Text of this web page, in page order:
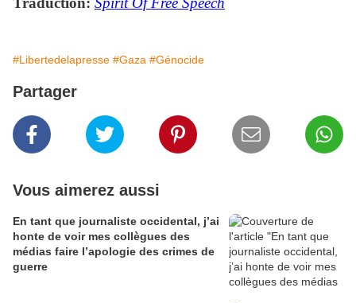
#Libertedelapresse #Gaza #Génocide
Partager
Vous aimerez aussi
En tant que journaliste occidental, j’ai
honte de voir mes collègues des
médias faire l’apologie des crimes de
guerre